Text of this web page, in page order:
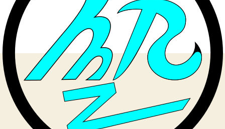
病
へ